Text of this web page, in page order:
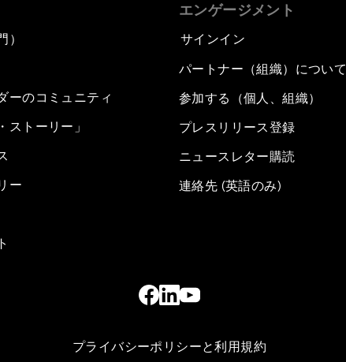
）
ーのコミュニティ
ストーリー」
ー
エンゲージメント
サインイン
パートナー（組織）について
参加する（個人、組織）
プレスリリース登録
ニュースレター購読
連絡先 (英語のみ)
プライバシーポリシーと利用規約